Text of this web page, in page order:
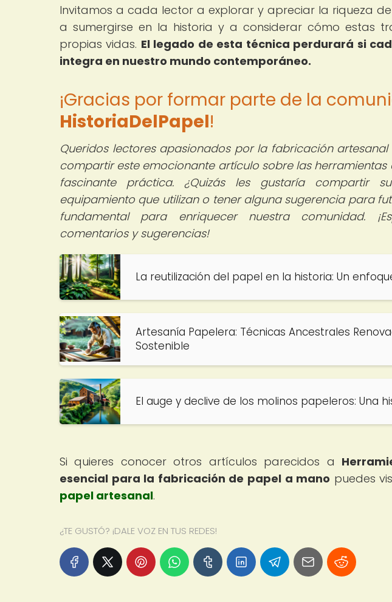
Invitamos a cada lector a explorar y apreciar la riqueza
a sumergirse en la historia y a considerar cómo estas
propias vidas. El legado de esta técnica perdurará si
integra en nuestro mundo contemporáneo.
¡Gracias por formar parte de la
HistoriaDelPapel!
Queridos lectores apasionados por la fabricación
compartir este emocionante artículo sobre las
fascinante práctica. ¿Quizás les gustaría compartir
equipamiento que utilizan o tener alguna sugerencia para
fundamental para enriquecer nuestra comunidad.
comentarios y sugerencias!
La reutilización del papel en la historia: Un
Artesanía Papelera: Técnicas Ancestrales
Sostenible
El auge y declive de los molinos papeleros: Una
Si quieres conocer otros artículos parecidos a
esencial para la fabricación de papel a mano puedes
papel artesanal.
¿TE GUSTÓ? ¡DALE VOZ EN TUS REDES!